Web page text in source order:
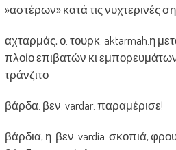
»αστέρων» κατά τις νυχτερινές
αχταρμάς, ο: τουρκ. aktarmah:η
πλοίο επιβατών κι
τράνζιτο
βάρδα: βεν. vardar: παραμέρισε!
βάρδια, η: βεν. vardia: σκοπιά,